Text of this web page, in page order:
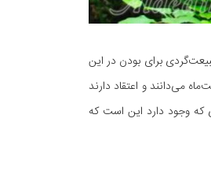
برای بودن در این
می‌دانند و اعتقاد دارند
که وجود دارد این است که